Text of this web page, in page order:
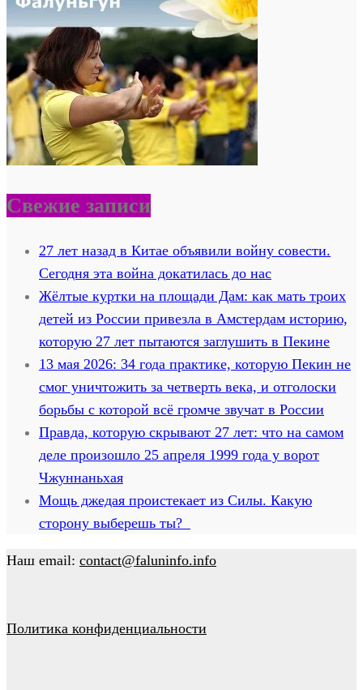
Свежие записи
27 лет назад в Китае объявили войну совести.
Сегодня эта война докатилась до нас
Жёлтые куртки на площади Дам: как мать троих
детей из России привезла в Амстердам историю,
которую 27 лет пытаются заглушить в Пекине
13 мая 2026: 34 года практике, которую Пекин не
смог уничтожить за четверть века, и отголоски
борьбы с которой всё громче звучат в России
Правда, которую скрывают 27 лет: что на самом
деле произошло 25 апреля 1999 года у ворот
Чжуннаньхая
Мощь джедая проистекает из Силы. Какую
сторону выберешь ты?
Наш email: contact@faluninfo.info
Политика конфиденциальности